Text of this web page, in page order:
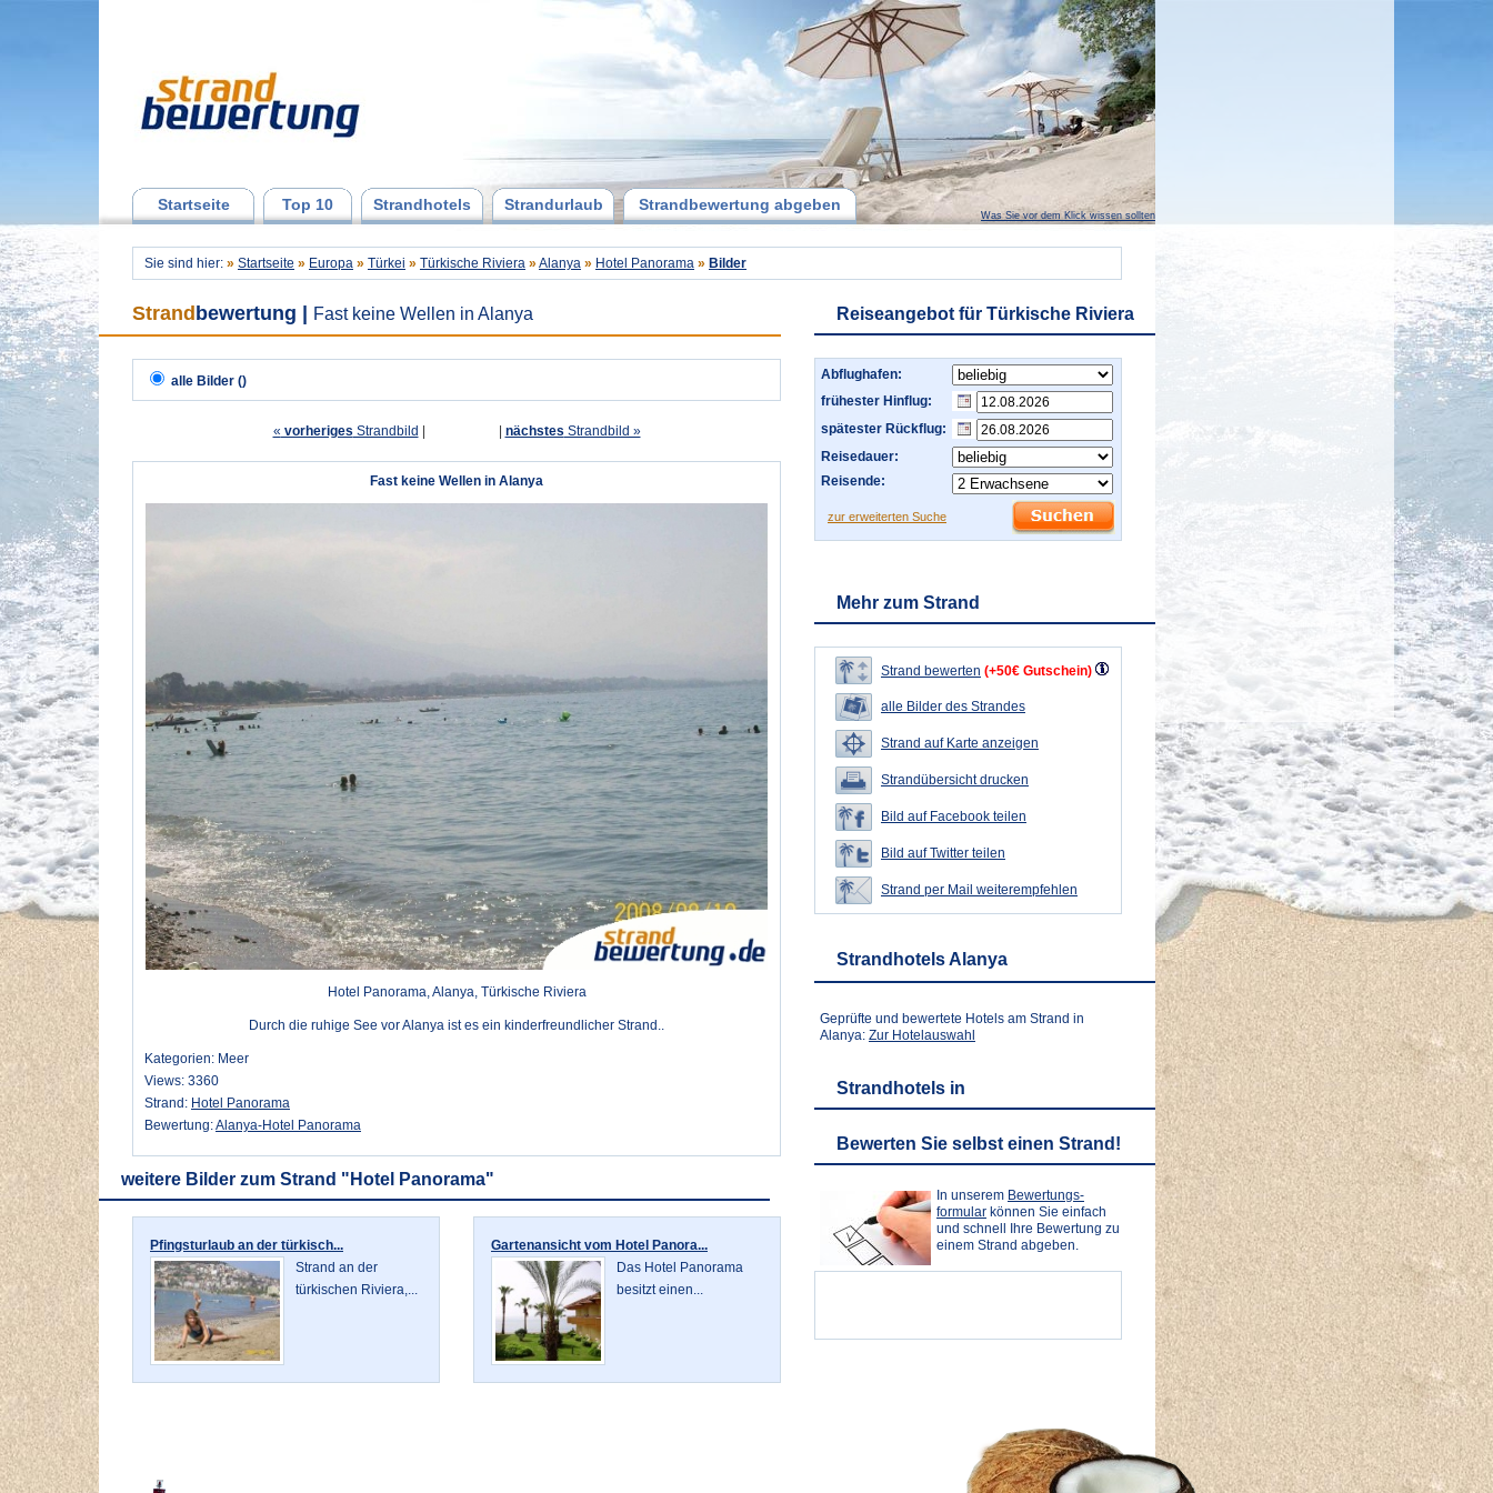
Startseite Top 10 Strandhotels Strandurlaub Strandbewertung abgeben
Was Sie vor dem Klick wissen sollten
Sie sind hier: » Startseite » Europa » Türkei » Türkische Riviera » Alanya » Hotel Panorama » Bilder
Strand bewertung Fast keine Wellen in Alanya
alle Bilder ()
« vorheriges Strandbild nächstes Strandbild »
Fast keine Wellen in Alanya
Hotel Panorama, Alanya, Türkische Riviera
Durch die ruhige See vor Alanya ist es ein kinderfreundlicher Strand..
Kategorien: Meer
Views: 3360
Strand: Hotel Panorama
Bewertung:Alanya-Hotel Panorama
weitere Bilder zum Strand "Hotel Panorama"
Pfingsturlaub an der türkisch...
Strand an der
türkischen Riviera,...
Gartenansicht vom Hotel Panora...
Das Hotel Panorama
besitzt einen...
Reiseangebot für Türkische Riviera
Abflughafen:
frühester Hinflug:
spätester Rückflug:
Reisedauer:
Reisende:
zur erweiterten Suche
Mehr zum Strand
Strand bewerten (+50€ Gutschein)
alle Bilder des Strandes
Strand auf Karte anzeigen
Strandübersicht drucken
Bild auf Facebook teilen
Bild auf Twitter teilen
Strand per Mail weiterempfehlen
Strandhotels Alanya
Geprüfte und bewertete Hotels am Strand in
Alanya: Zur Hotelauswahl
Strandhotels in
Bewerten Sie selbst einen Strand!
In unserem Bewertungs-
formular können Sie einfach
und schnell Ihre Bewertung zu
einem Strand abgeben.